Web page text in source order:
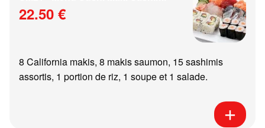
22.50 €
8 California makis, 8 makis saumon, 15 sashimis
assortis, 1 portion de riz, 1 soupe et 1 salade.